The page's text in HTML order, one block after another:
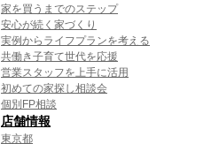
家を買うまでのステップ
安心が続く家づくり
実例からライフプランを考える
共働き子育て世代を応援
営業スタッフを上手に活用
初めての家探し相談会
個別FP相談
店舗情報
東京都